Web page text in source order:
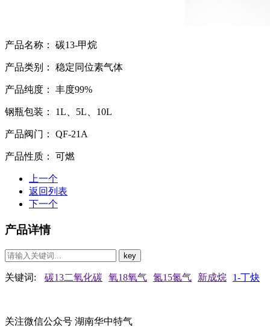
产品名称： 碳13-甲烷
产品类别： 稳定同位素气体
产品纯度： 丰度99%
钢瓶包装： 1L、5L、10L
产品阀门： QF-21A
产品性质： 可燃
上一个
返回列表
下一个
产品详情
关键词: 碳13二氧化碳 氧18氧气 氮15氮气 新成烷 1-丁炔
关注微信公众号 湖南华中特气